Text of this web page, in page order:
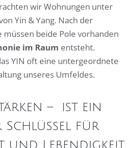
wir Wohnungen unter
Yin & Yang. Nach der
müssen beide Pole vorhanden
im Raum entsteht.
YIN oft eine untergeordnete
unseres Umfeldes.
– ist ein
Schlüssel für
und Lebendigkeit